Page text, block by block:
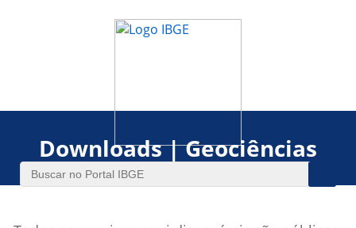
Downloads | Geociências